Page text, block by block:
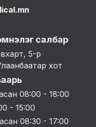
салбар
5-р
хот
08:00 - 18:00
- 15:00
08:30 - 17:00